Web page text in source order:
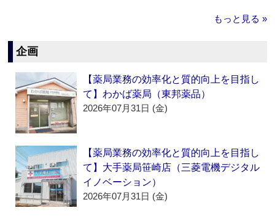
もっと見る »
企画
【薬局業務の効率化と質的向上を目指し
て】わかば薬局（東邦薬品）
2026年07月31日 (金)
【薬局業務の効率化と質的向上を目指し
て】大手薬局笹崎店（三菱電機デジタル
イノベーション）
2026年07月31日 (金)